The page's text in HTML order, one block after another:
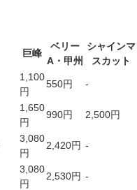
巨峰
ベリー
A・甲州
シャインマ
スカット
1,100
円
550円 -
1,650
円
990円 2,500円
3,080
円
2,420円 -
3,080
円
2,530円 -